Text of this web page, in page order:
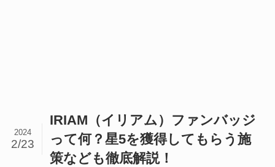
IRIAM（イリアム）ファンバッジ
って何？星5を獲得してもらう施
策なども徹底解説！
2024
2/23